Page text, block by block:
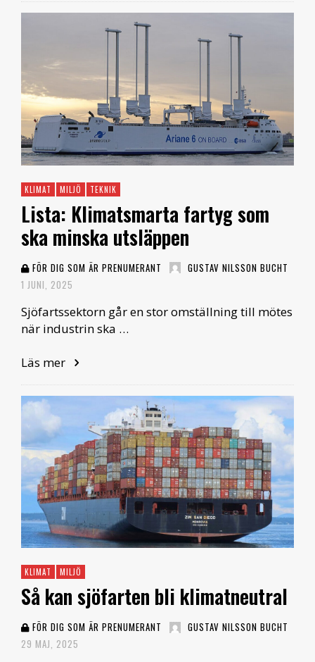
KLIMAT MILJÖ TEKNIK
Lista: Klimatsmarta fartyg som
ska minska utsläppen
FÖR DIG SOM ÄR PRENUMERANT
GUSTAV NILSSON BUCHT
1 JUNI, 2025
Sjöfartssektorn går en stor omställning till mötes
när industrin ska …
Läs mer
KLIMAT MILJÖ
Så kan sjöfarten bli klimatneutral
FÖR DIG SOM ÄR PRENUMERANT
GUSTAV NILSSON BUCHT
29 MAJ, 2025